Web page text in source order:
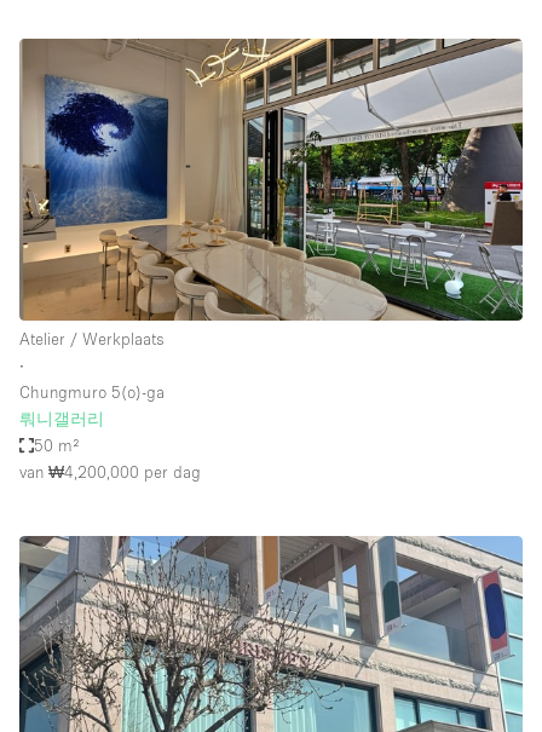
Atelier / Werkplaats
∙
Chungmuro 5(o)-ga
뤄니갤러리
50 m²
van ₩4,200,000 per dag